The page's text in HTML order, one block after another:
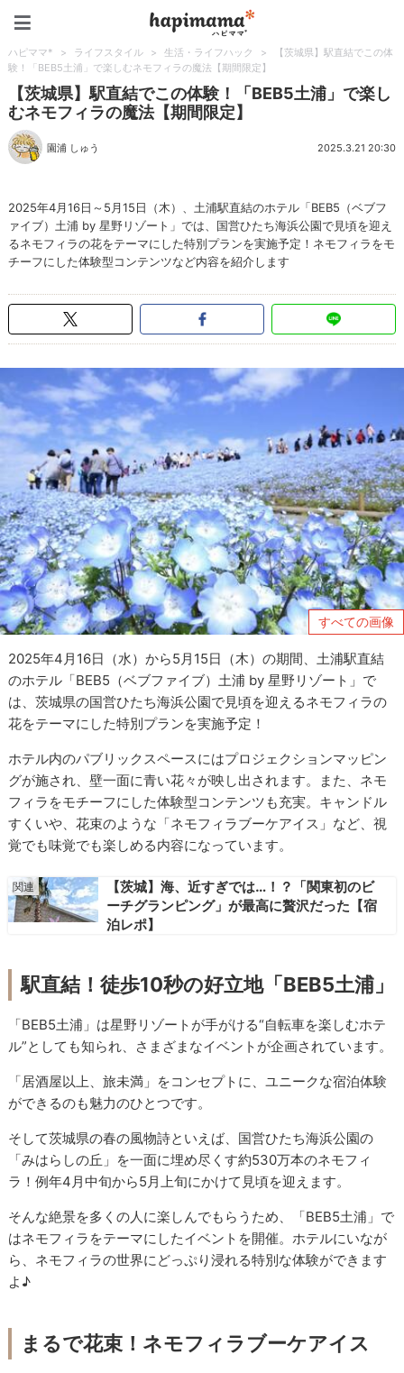
ハピママ* > ライフスタイル > 生活・ライフハック >
【茨城県】駅直結でこの体
験！「BEB5土浦」で楽しむネモフィラの魔法【期間限定】
【茨城県】駅直結でこの体験！「BEB5土浦」で楽し
むネモフィラの魔法【期間限定】
園浦 しゅう 2025.3.21 20:30
2025年4月16日～5月15日（木）、土浦駅直結のホテル「BEB5（ベブフ
ァイブ）土浦 by 星野リゾート」では、国営ひたち海浜公園で見頃を迎え
るネモフィラの花をテーマにした特別プランを実施予定！ネモフィラをモ
チーフにした体験型コンテンツなど内容を紹介します
すべての画像
2025年4月16日（水）から5月15日（木）の期間、土浦駅直結
のホテル「BEB5（ベブファイブ）土浦 by 星野リゾート」で
は、茨城県の国営ひたち海浜公園で見頃を迎えるネモフィラの
花をテーマにした特別プランを実施予定！
ホテル内のパブリックスペースにはプロジェクションマッピン
グが施され、壁一面に青い花々が映し出されます。また、ネモ
フィラをモチーフにした体験型コンテンツも充実。キャンドル
すくいや、花束のような「ネモフィラブーケアイス」など、視
覚でも味覚でも楽しめる内容になっています。
【茨城】海、近すぎでは…！？「関東初のビ
ーチグランピング」が最高に贅沢だった【宿
泊レポ】
駅直結！徒歩10秒の好立地「BEB5土浦」
「BEB5土浦」は星野リゾートが手がける“自転車を楽しむホテ
ル”としても知られ、さまざまなイベントが企画されています。
「居酒屋以上、旅未満」をコンセプトに、ユニークな宿泊体験
ができるのも魅力のひとつです。
そして茨城県の春の風物詩といえば、国営ひたち海浜公園の
「みはらしの丘」を一面に埋め尽くす約530万本のネモフィ
ラ！例年4月中旬から5月上旬にかけて見頃を迎えます。
そんな絶景を多くの人に楽しんでもらうため、「BEB5土浦」で
はネモフィラをテーマにしたイベントを開催。ホテルにいなが
ら、ネモフィラの世界にどっぷり浸れる特別な体験ができます
よ♪
まるで花束！ネモフィラブーケアイス